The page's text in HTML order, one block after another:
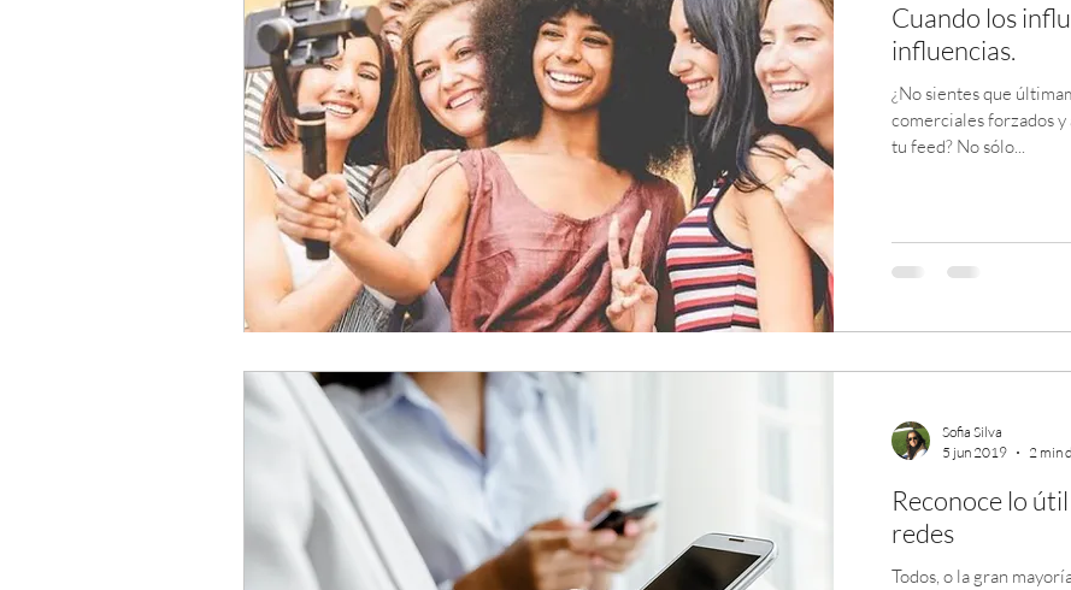
Cuando los
influencias.
¿No sientes que
comerciales forzados
tu feed? No sólo...
Sofia Silva
5 jun 2019
2 min
Reconoce lo
redes
Todos, o la gran